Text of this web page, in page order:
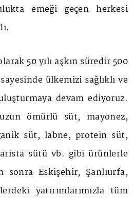
emeği geçen herkesi
50 yılı aşkın süredir 500
ülkemizi sağlıklı ve
devam ediyoruz.
ömürlü süt, mayonez,
süt, labne, protein süt,
sütü vb. gibi ürünlerle
sonra Eskişehir, Şanlıurfa,
yatırımlarımızla tüm